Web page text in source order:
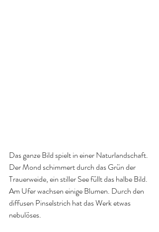
Das ganze Bild spielt in einer Naturlandschaft.
Der Mond schimmert durch das Grün der
Trauerweide, ein stiller See füllt das halbe Bild.
Am Ufer wachsen einige Blumen. Durch den
diffusen Pinselstrich hat das Werk etwas
nebulöses.